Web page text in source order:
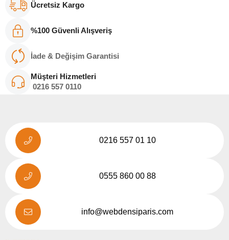
Ücretsiz Kargo
%100 Güvenli Alışveriş
İade & Değişim Garantisi
Müşteri Hizmetleri
0216 557 0110
0216 557 01 10
0555 860 00 88
info@webdensiparis.com